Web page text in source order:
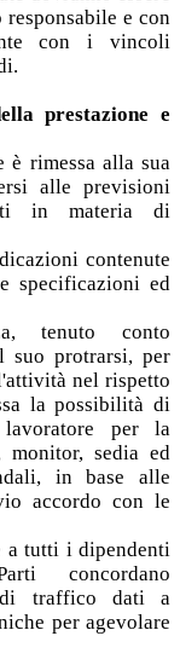
e con
con i vincoli
prestazione e
rimessa alla sua
alle previsioni
in materia di
contenute
specificazioni ed
tenuto conto
suo protrarsi, per
nel rispetto
la possibilità di
per la
monitor, sedia ed
in base alle
accordo con le
a tutti i dipendenti
concordano
traffico dati a
per agevolare